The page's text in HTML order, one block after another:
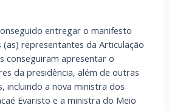
entregar o manifesto
representantes da Articulação
conseguiram apresentar o
da presidência, além de outras
incluindo a nova ministra dos
Evaristo e a ministra do Meio